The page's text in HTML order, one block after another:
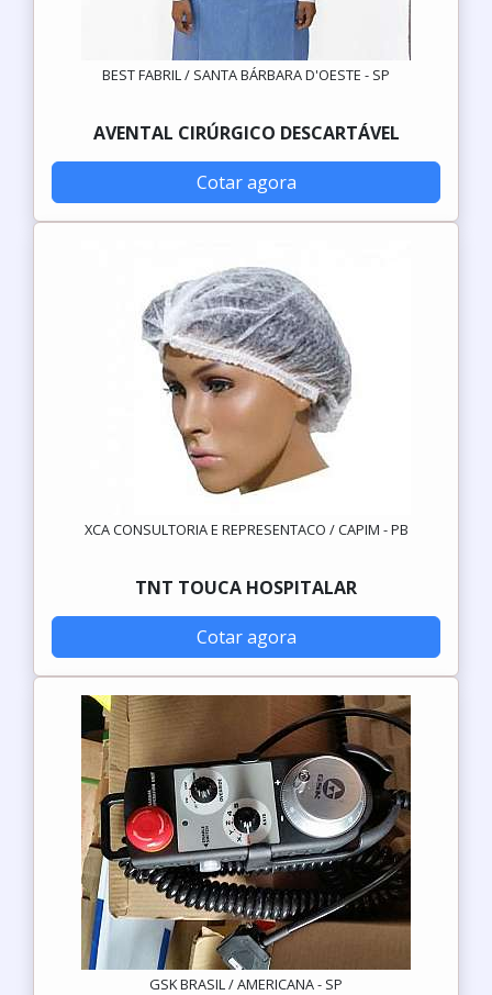
BEST FABRIL / SANTA BÁRBARA D'OESTE - SP
AVENTAL CIRÚRGICO DESCARTÁVEL
Cotar agora
XCA CONSULTORIA E REPRESENTACO / CAPIM - PB
TNT TOUCA HOSPITALAR
Cotar agora
GSK BRASIL / AMERICANA - SP